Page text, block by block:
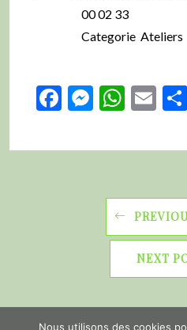
00 02 33
Categorie Ateliers
Facebook
NEXT
Nous utilisons des cookies